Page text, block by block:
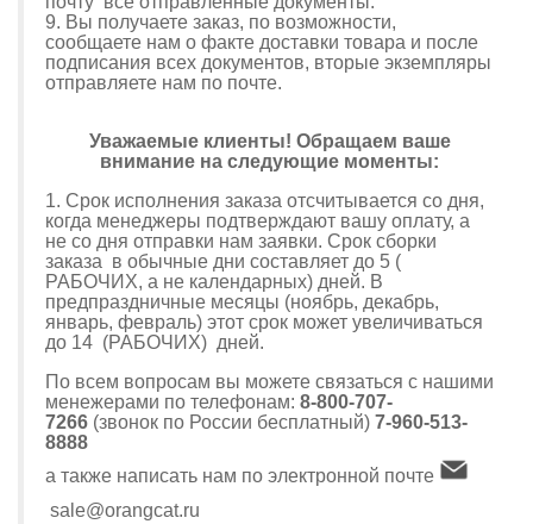
9. Вы получаете заказ, по возможности,
сообщаете нам о факте доставки товара и после
подписания всех документов, вторые экземпляры
отправляете нам по почте.
Уважаемые клиенты! Обращаем ваше
внимание на следующие моменты:
1. Срок исполнения заказа отсчитывается со дня,
когда менеджеры подтверждают вашу оплату, а
не со дня отправки нам заявки. Срок сборки
заказа в обычные дни составляет до 5 (
РАБОЧИХ, а не календарных) дней. В
предпраздничные месяцы (ноябрь, декабрь,
январь, февраль) этот срок может увеличиваться
до 14 (РАБОЧИХ) дней.
По всем вопросам вы можете связаться с нашими
менежерами по телефонам: 8-800-707-
7266 (звонок по России бесплатный) 7-960-513-
8888
а также написать нам по электронной почте
sale@orangcat.ru